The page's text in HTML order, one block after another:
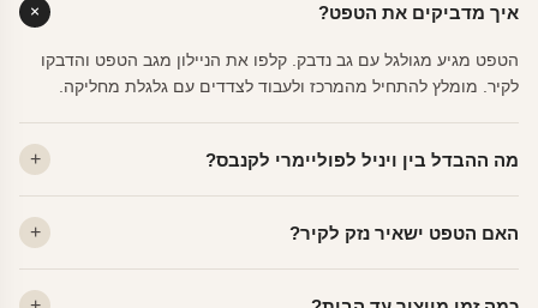
איך מדביקים את הטפט?
הטפט מגיע מגולגל עם גב נדבק. קלפו את הניילון מגב הטפט והדבקו
לקיר. מומלץ להתחיל מהמרכז ולעבוד לצדדים עם גלגלת מחליקה.
מה ההבדל בין ויניל לפוליימרי לקנבס?
פרמיום. קנבס — בד אמנותי יוקרתי, מט.
האם הטפט ישאיר נזק לקיר?